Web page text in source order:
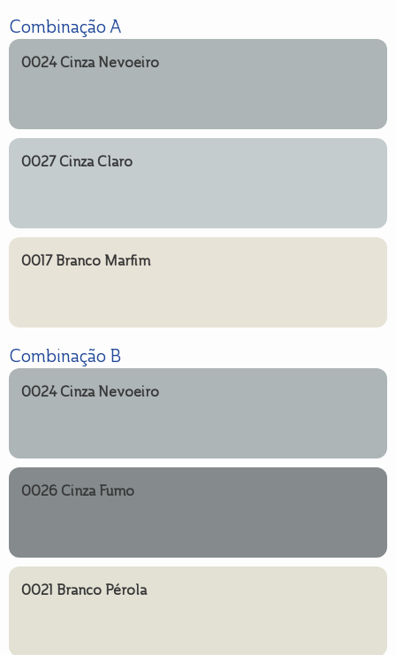
Combinação A
0024 Cinza Nevoeiro
0027 Cinza Claro
0017 Branco Marfim
Combinação B
0024 Cinza Nevoeiro
0026 Cinza Fumo
0021 Branco Pérola